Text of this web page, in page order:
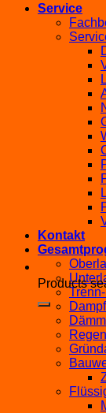
Products
Service
Kontakt